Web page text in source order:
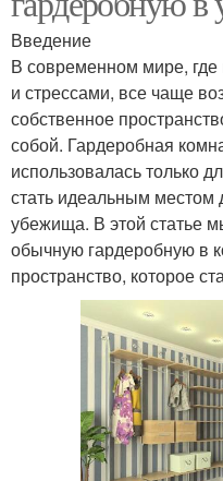
Введение
В современном мире,
и стрессами, все чаще
собственное
собой. Гардеробная
использовалась только
стать идеальным местом
убежища. В этой статье
обычную гардеробную в
пространство, которое